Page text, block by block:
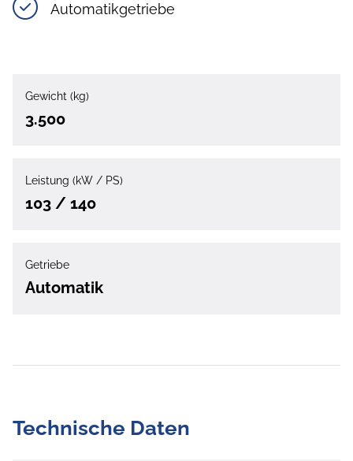
Automatikgetriebe
Gewicht (kg)
3.500
Leistung (kW / PS)
103 / 140
Getriebe
Automatik
Technische Daten